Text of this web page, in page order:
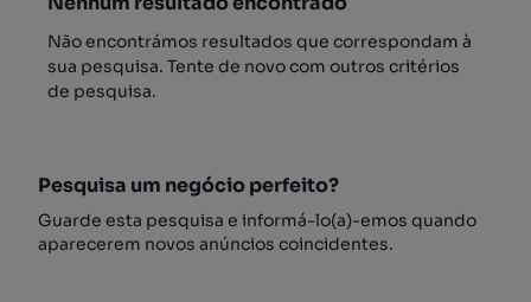
Não encontrámos resultados que correspondam à
sua pesquisa. Tente de novo com outros critérios
de pesquisa.
Pesquisa um negócio perfeito?
Guarde esta pesquisa e informá-lo(a)-emos quando
aparecerem novos anúncios coincidentes.